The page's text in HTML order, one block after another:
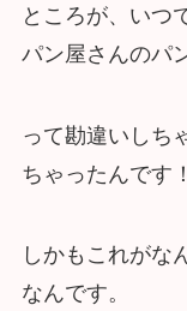
ところが、いつ
パン屋さんのパ
って勘違いしち
ちゃったんです！
しかもこれがな
なんです。